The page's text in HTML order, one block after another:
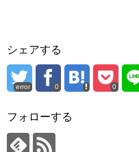
シェアする
error 0 0
フォローする